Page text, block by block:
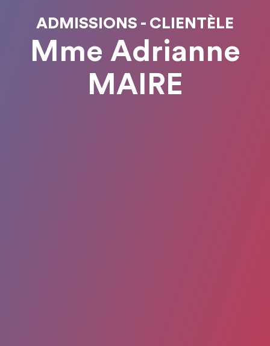
ADMISSIONS - CLIENTÈLE
Mme Adrianne
MAIRE